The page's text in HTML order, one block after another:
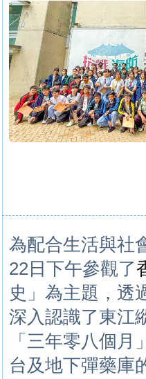
為配合生活與社
22日下午參觀了
史」為主題，透
深入認識了東江
「三年零八個
台及地下彈藥庫